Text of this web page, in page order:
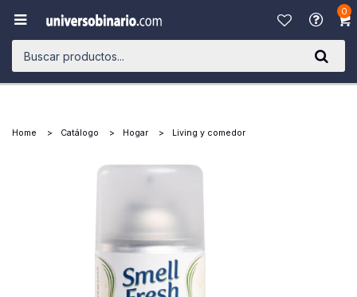
0

Home Catálogo Hogar Living y comedor